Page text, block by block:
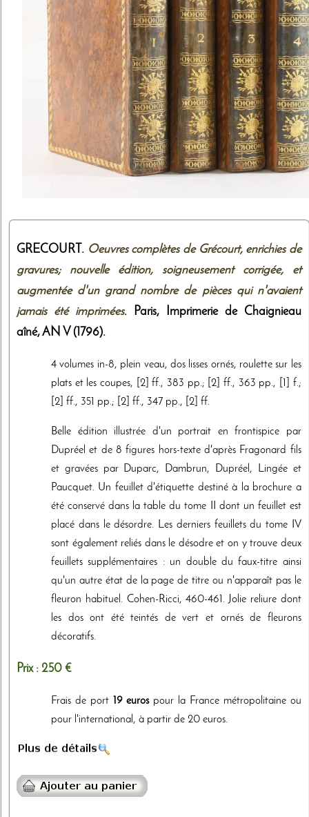
GRECOURT. Oeuvres complètes de Grécourt, enrichies de
gravures; nouvelle édition, soigneusement corrigée, et
augmentée d'un grand nombre de pièces qui n'avaient
jamais été imprimées. Paris,
Imprimerie de Chaignieau
aîné,AN V (1796).
4 volumes in-8, plein veau, dos lisses ornés, roulette sur les
plats et les coupes, [2] ff., 383 pp.; [2] ff., 363 pp., [1] f.;
[2] ff., 351 pp.; [2] ff., 347 pp., [2] ff.
Belle édition illustrée d'un portrait en frontispice par
Dupréel et de 8 figures hors-texte d'après Fragonard fils
et gravées par Duparc, Dambrun, Dupréel, Lingée et
Paucquet. Un feuillet d'étiquette destiné à la brochure a
été conservé dans la table du tome II dont un feuillet est
placé dans le désordre. Les derniers feuillets du tome IV
sont également reliés dans le désodre et on y trouve deux
feuillets supplémentaires : un double du faux-titre ainsi
qu'un autre état de la page de titre ou n'apparaît pas le
fleuron habituel. Cohen-Ricci, 460-461. Jolie reliure dont
les dos ont été teintés de vert et ornés de fleurons
décoratifs.
Prix : 250 €
Frais de port 19 eurospour la France métropolitaine ou
pour l'international, à partir de 20 euros.